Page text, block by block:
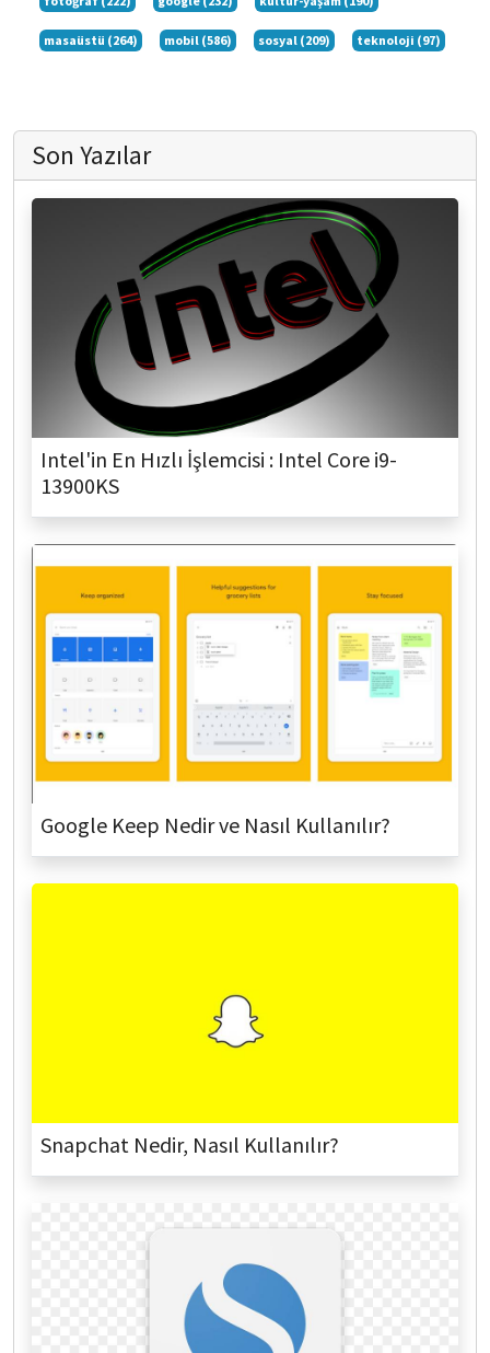
masaüstü (264) mobil (586) sosyal (209) teknoloji (97)
Son Yazılar
Intel'in En Hızlı İşlemcisi : Intel Core i9-
13900KS
Google Keep Nedir ve Nasıl Kullanılır?
Snapchat Nedir, Nasıl Kullanılır?